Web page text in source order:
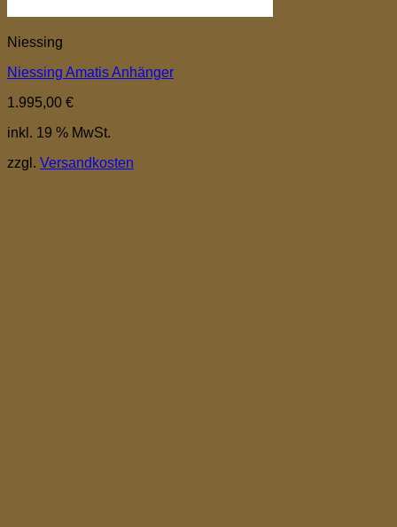
Niessing
Niessing Amatis Anhänger
1.995,00 €
inkl. 19 % MwSt.
zzgl. Versandkosten